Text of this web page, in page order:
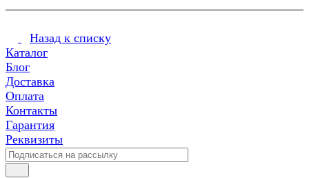
Назад к списку
Каталог
Блог
Доставка
Оплата
Контакты
Гарантия
Реквизиты